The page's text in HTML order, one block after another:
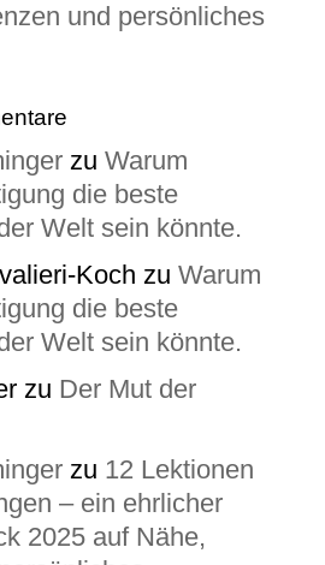
und persönliches
zu Warum
die beste
Welt sein könnte.
Koch zu Warum
die beste
Welt sein könnte.
zu Der Mut der
zu 12 Lektionen
– ein ehrlicher
2025 auf Nähe,